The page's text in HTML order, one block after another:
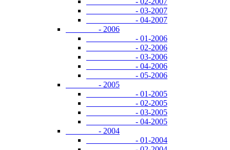
- 03-2007
- 04-2007
- 2006
- 01-2006
- 02-2006
- 03-2006
- 04-2006
- 05-2006
- 2005
- 01-2005
- 02-2005
- 03-2005
- 04-2005
- 2004
- 01-2004